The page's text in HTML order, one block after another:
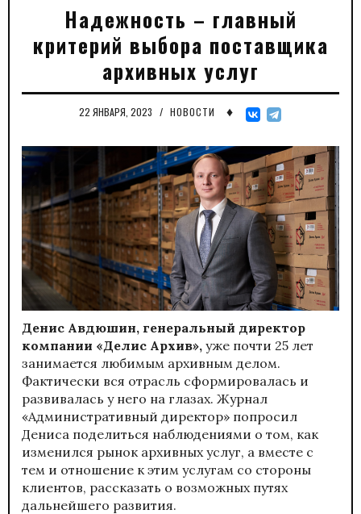
Надежность – главный
критерий выбора поставщика
архивных услуг
22 ЯНВАРЯ, 2023 / НОВОСТИ ♦
Денис Авдюшин, генеральный директор
компании «Делис Архив», уже почти 25 лет
занимается любимым архивным делом.
Фактически вся отрасль сформировалась и
развивалась у него на глазах. Журнал
«Административный директор» попросил
Дениса поделиться наблюдениями о том, как
изменился рынок архивных услуг, а вместе с
тем и отношение к этим услугам со стороны
клиентов, рассказать о возможных путях
дальнейшего развития.